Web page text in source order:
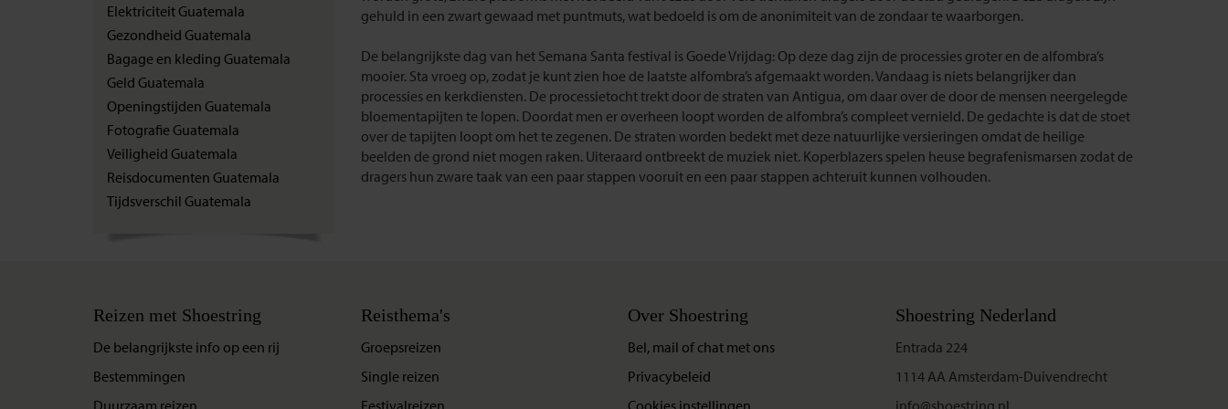
Elektriciteit Guatemala
Gezondheid Guatemala
Bagage en kleding Guatemala
Geld Guatemala
Openingstijden Guatemala
Fotografie Guatemala
Veiligheid Guatemala
Reisdocumenten Guatemala
Tijdsverschil Guatemala
gehuld in een zwart gewaad met puntmuts, wat bedoeld is om de anonimiteit van de zondaar te waarborgen.
De belangrijkste dag van het Semana Santa festival is Goede Vrijdag: Op deze dag zijn de processies groter en de alfombra’s
mooier. Sta vroeg op, zodat je kunt zien hoe de laatste alfombra’s afgemaakt worden. Vandaag is niets belangrijker dan
processies en kerkdiensten. De processietocht trekt door de straten van Antigua, om daar over de door de mensen neergelegde
bloementapijten te lopen. Doordat men er overheen loopt worden de alfombra’s compleet vernield. De gedachte is dat de stoet
over de tapijten loopt om het te zegenen. De straten worden bedekt met deze natuurlijke versieringen omdat de heilige
beelden de grond niet mogen raken. Uiteraard ontbreekt de muziek niet. Koperblazers spelen heuse begrafenismarsen zodat de
dragers hun zware taak van een paar stappen vooruit en een paar stappen achteruit kunnen volhouden.
Reizen met Shoestring
De belangrijkste info op een rij
Bestemmingen
Duurzaam reizen
Reisthema's
Groepsreizen
Single reizen
Festivalreizen
Over Shoestring
Bel, mail of chat met ons
Privacybeleid
Cookies instellingen
Shoestring Nederland
Entrada 224
1114 AA Amsterdam-Duivendrecht
info@shoestring.nl